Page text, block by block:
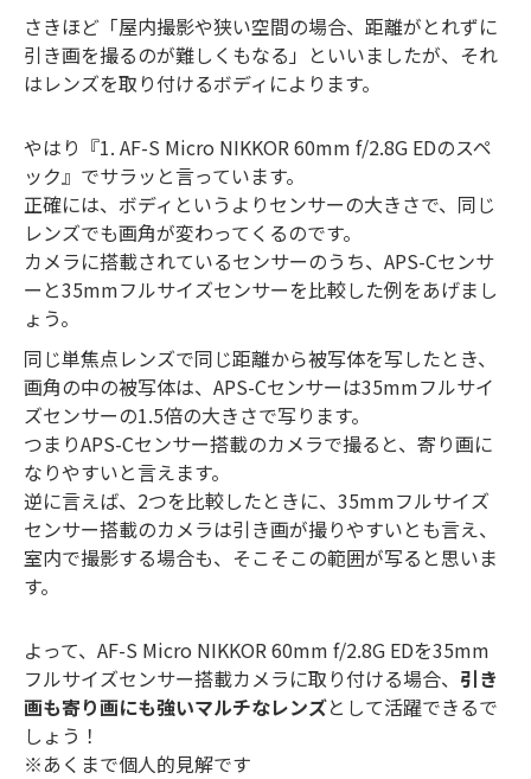
さきほど「屋内撮影や狭い空間の場合、距離がとれずに
引き画を撮るのが難しくもなる」といいましたが、それ
はレンズを取り付けるボディによります。
やはり『1. AF-S Micro NIKKOR 60mm f/2.8G EDのスペ
ック』でサラッと言っています。
正確には、ボディというよりセンサーの大きさで、同じ
レンズでも画角が変わってくるのです。
カメラに搭載されているセンサーのうち、APS-Cセンサ
ーと35mmフルサイズセンサーを比較した例をあげまし
ょう。
同じ単焦点レンズで同じ距離から被写体を写したとき、
画角の中の被写体は、APS-Cセンサーは35mmフルサイ
ズセンサーの1.5倍の大きさで写ります。
つまりAPS-Cセンサー搭載のカメラで撮ると、寄り画に
なりやすいと言えます。
逆に言えば、2つを比較したときに、35mmフルサイズ
センサー搭載のカメラは引き画が撮りやすいとも言え、
室内で撮影する場合も、そこそこの範囲が写ると思いま
す。
よって、AF-S Micro NIKKOR 60mm f/2.8G EDを35mm
フルサイズセンサー搭載カメラに取り付ける場合、 引き
画も寄り画にも強いマルチなレンズとして活躍できるで
しょう！
※あくまで個人的見解です